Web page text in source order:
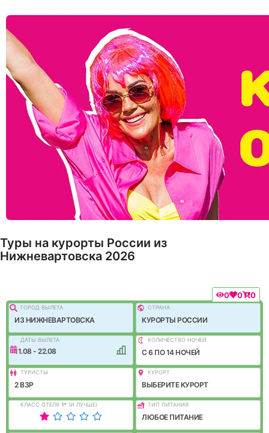
Туры на курорты России из
Нижневартовска 2026
0 0 0
ГОРОД ВЫЛEТА
ИЗ НИЖНЕВАРТОВСКА
СТРАНА
КУРОРТЫ РОССИИ
ДАТЫ ВЫЛЕТА
11.08 - 22.08
КОЛИЧЕСТВО НОЧЕЙ
C 6 ПО 14 НОЧЕЙ
ТУРИСТЫ
2 ВЗР
КУРОРТ
ВЫБЕРИТЕ КУРОРТ
КЛАСС ОТЕЛЯ 1* (И ЛУЧШЕ) ТИП ПИТАНИЯ
ЛЮБОЕ ПИТАНИЕ